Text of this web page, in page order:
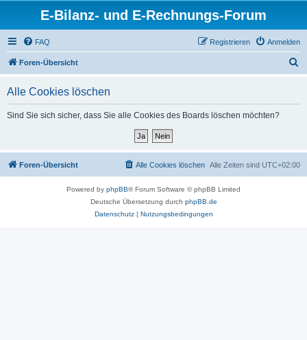
E-Bilanz- und E-Rechnungs-Forum
FAQ Anmelden
Registrieren
Foren-Übersicht
Alle Cookies löschen
Sind Sie sich sicher, dass Sie alle Cookies des Boards löschen möchten?
Foren-Übersicht Alle Zeiten sind UTC+02:00
Alle Cookies löschen
Powered by phpBB® Forum Software © phpBB Limited
Deutsche Übersetzung durch phpBB.de
Datenschutz| Nutzungsbedingungen